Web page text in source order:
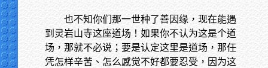
也不知你们那一世种了善因缘，现在能遇
到灵岩山寺这座道场！如果你不认为这是个道
场，那就不必说；要是认定这里是道场，那任
凭怎样辛苦、怎么感觉不好都要忍受，因为这